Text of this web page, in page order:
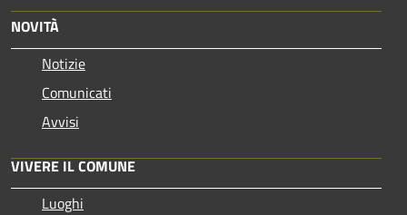
NOVITÀ
Notizie
Comunicati
Avvisi
VIVERE IL COMUNE
Luoghi